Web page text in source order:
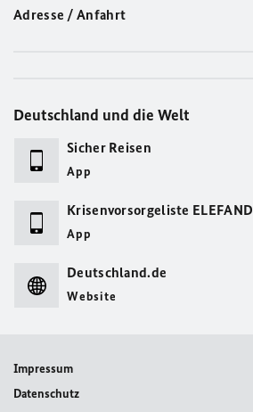
Adresse / Anfahrt
Deutschland und die Welt
Sicher Reisen
App
Krisenvorsorgeliste ELEFAND
App
Deutschland.de
Website
Impressum
Datenschutz